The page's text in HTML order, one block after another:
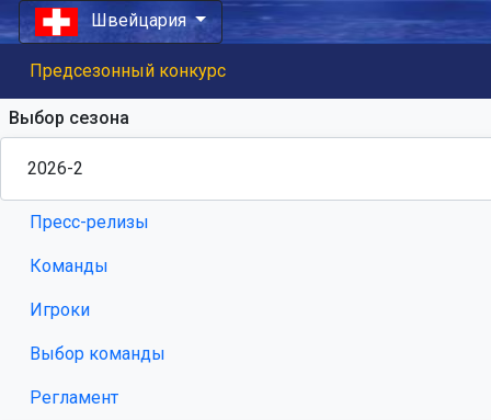
Швейцария
Предсезонный конкурс
Выбор сезона
Пресс-релизы
Команды
Игроки
Выбор команды
Регламент